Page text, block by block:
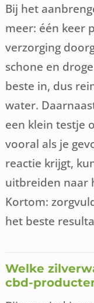
Bij het
meer: één keer
verzorging
schone en
beste in, dus
water.
een klein testje
vooral als je
reactie krijgt,
uitbreiden naar
Kortom:
het beste
Welke
cbd-